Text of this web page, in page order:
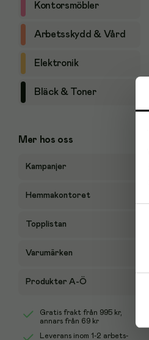
Kontorsmöbler
Arbetsskydd & Vård
Elektronik
Bläck & Toner
Mer hos oss
Kampanjer
Hemmakontoret
Topplistan
Varumärken
Produkter A-Ö
Gratis frakt från 995 kr,
annars från 69 kr
Leverans inom 1-2 arbets-